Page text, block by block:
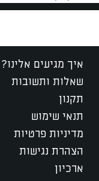
איך מגיעים אלינו?
שאלות ותשובות
תקנון
תנאי שימוש
מדיניות פרטיות
הצהרת נגישות
ארכיון